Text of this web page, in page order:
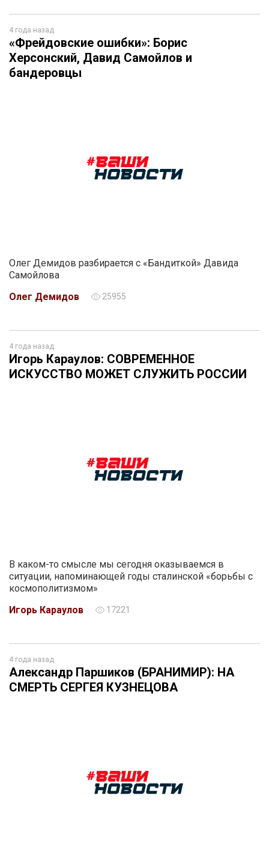
4 года назад
«Фрейдовские ошибки»: Борис
Херсонский, Давид Самойлов и
бандеровцы
Олег Демидов разбирается с «Бандиткой» Давида
Самойлова
Олег Демидов
25955
4 года назад
Игорь Караулов: СОВРЕМЕННОЕ
ИСКУССТВО МОЖЕТ СЛУЖИТЬ РОССИИ
В каком-то смысле мы сегодня оказываемся в
ситуации, напоминающей годы сталинской «борьбы с
космополитизмом»
Игорь Караулов
17221
4 года назад
Александр Паршиков (БРАНИМИР): НА
СМЕРТЬ СЕРГЕЯ КУЗНЕЦОВА